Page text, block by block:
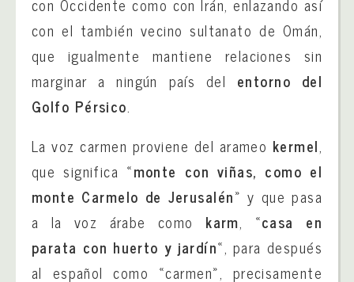
con Occidente como con Irán, enlazando así
con el también vecino sultanato de Omán,
que igualmente mantiene relaciones sin
marginar a ningún país del entorno del
Golfo Pérsico.
La voz carmen proviene del arameo kermel,
que significa «monte con viñas, como el
monte Carmelo de Jerusalén» y que pasa
a la voz árabe como karm, «casa en
parata con huerto y jardín«, para después
al español como «carmen», precisamente